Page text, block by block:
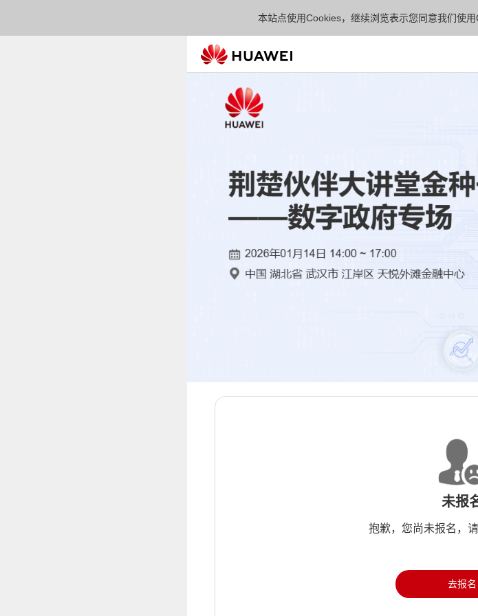
本站点使用Cookies，继续浏览表示您同意我们使用
未报
抱歉，您尚未报名，
去报名